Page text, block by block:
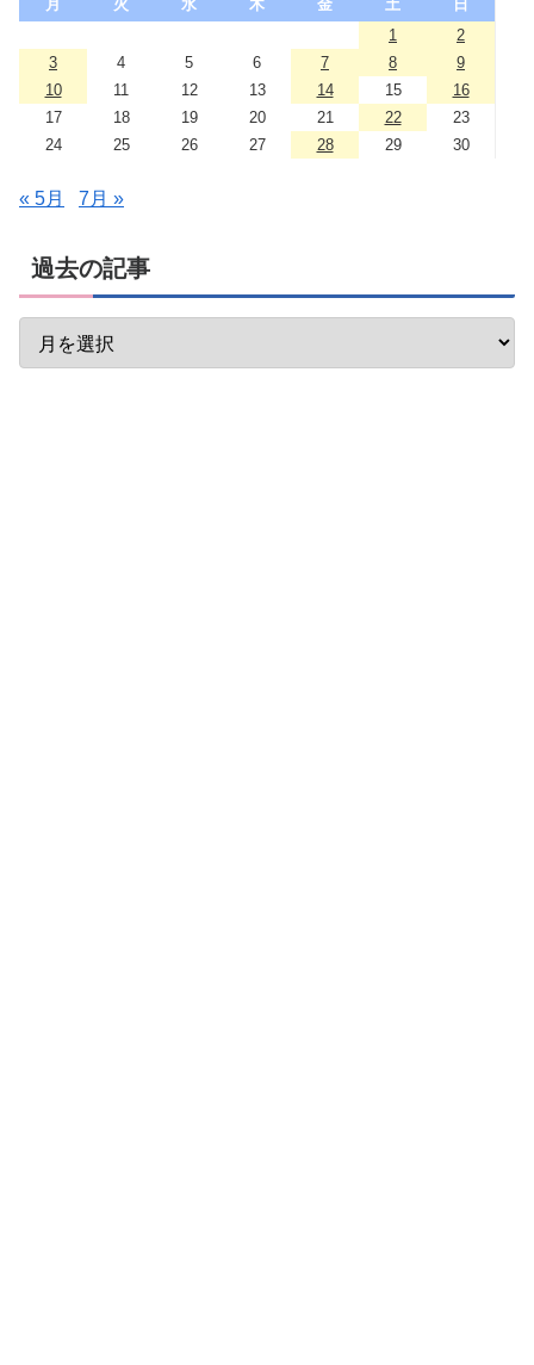
月 火 水 木 金 土
日
1
2
3
4 5 6 7 8
9
10
11 12 13 14 15
16
17
18 19 20 21 22
23
24
25 26 27 28 29 30
« 5月 7月 »
過去の記事